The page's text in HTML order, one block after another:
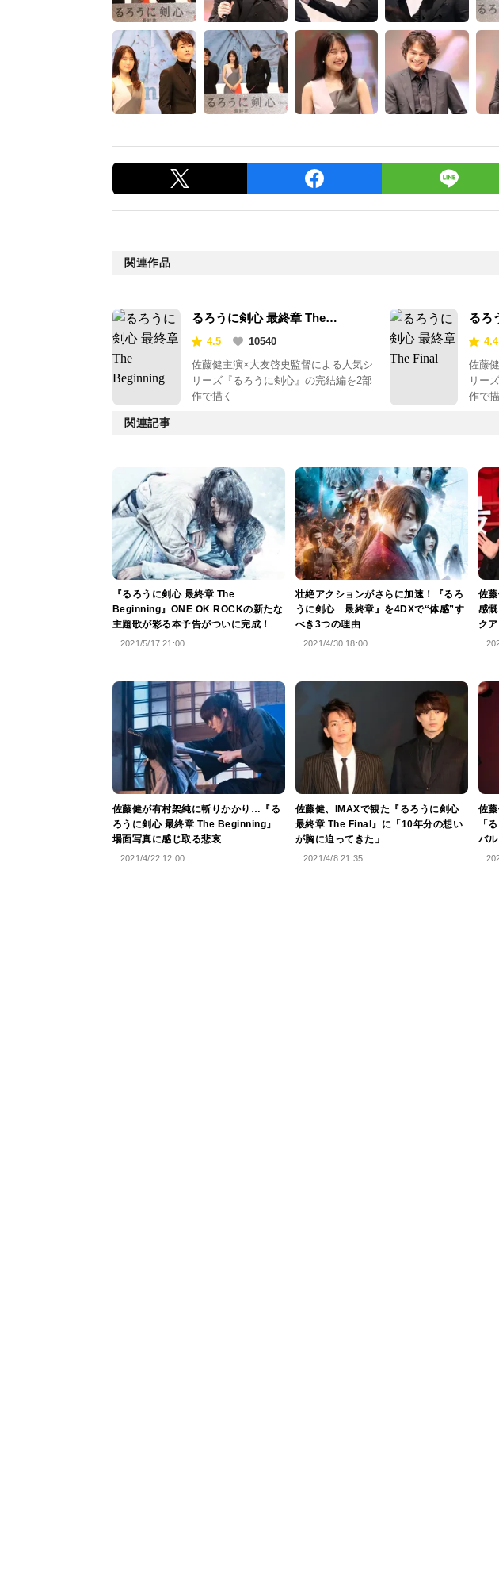
関連作品
るろうに剣心 最終章 The
Beginning
4.5
10540
佐藤健主演×大友啓史監督による人気シ
リーズ『るろうに剣心』の完結編を2部
作で描く
るろ
4.4
佐藤
リー
作で描
関連記事
『るろうに剣心 最終章 The
Beginning』ONE OK ROCKの新たな
主題歌が彩る本予告がついに完成！
2021/5/17 21:00
壮絶アクションがさらに加速！『るろ
うに剣心 最終章』を4DXで“体感”す
べき3つの理由
2021/4/30 18:00
佐
感
ク
佐藤健が有村架純に斬りかかり…『る
ろうに剣心 最終章 The Beginning』
場面写真に感じ取る悲哀
2021/4/22 12:00
佐藤健、IMAXで観た『るろうに剣心
最終章 The Final』に「10年分の想い
が胸に迫ってきた」
2021/4/8 21:35
佐
「
バル